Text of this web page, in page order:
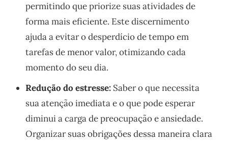
permitindo que priorize suas atividades de
forma mais eficiente. Este discernimento
ajuda a evitar o desperdício de tempo em
tarefas de menor valor, otimizando cada
momento do seu dia.
Redução do estresse: Saber o que necessita
sua atenção imediata e o que pode esperar
diminui a carga de preocupação e ansiedade.
Organizar suas obrigações dessa maneira clara